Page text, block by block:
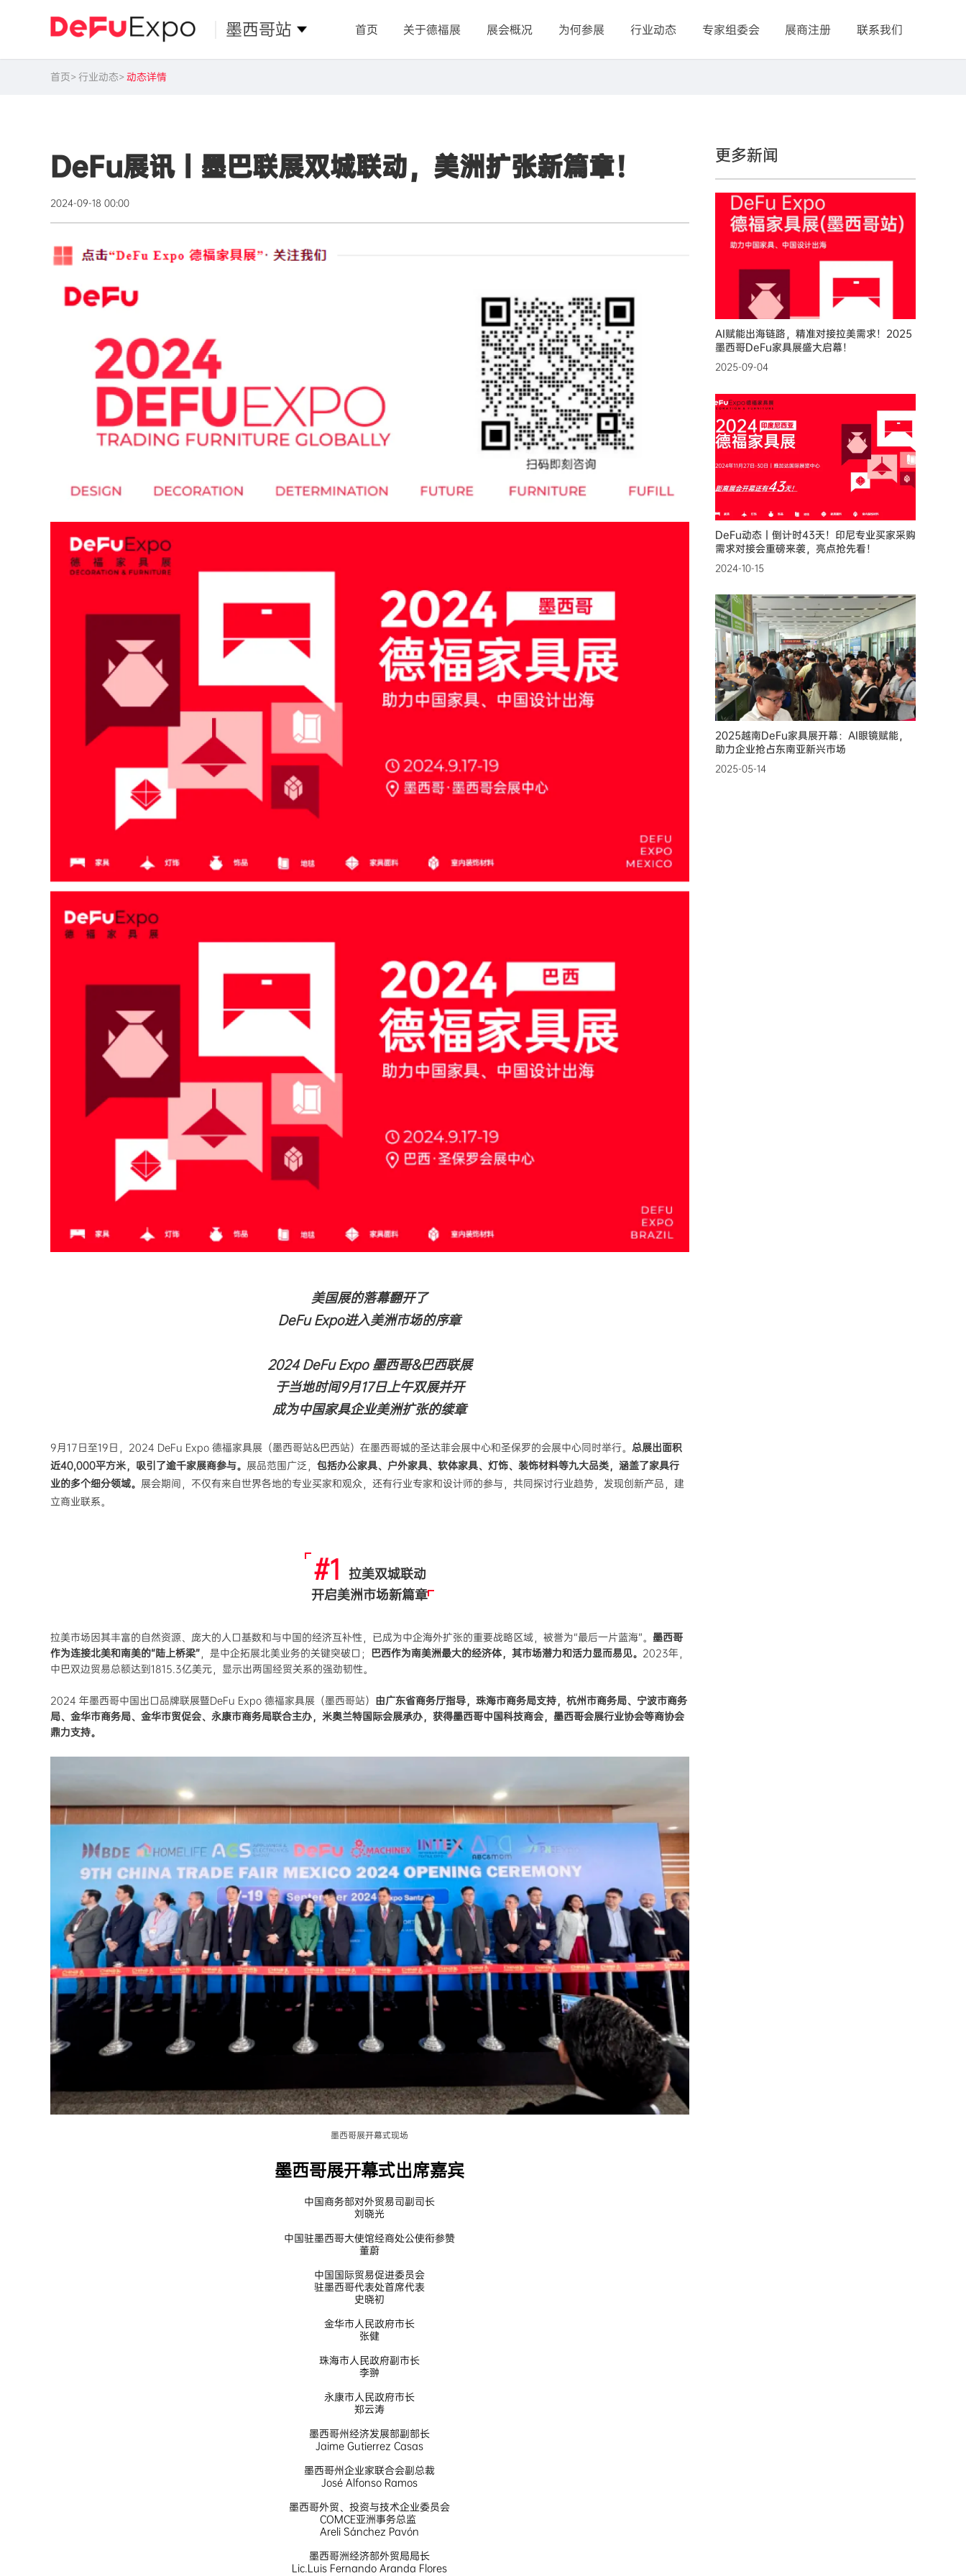
墨西哥站 首页 关于德福展 展会概况 为何参展 行业动态 专家组委会 展商注册 联系我们
首页 行业动态 动态详情
DeFu展讯丨墨巴联展双城联动，美洲扩张新篇章！
2024-09-18 00:00
美国展的落幕翻开了
DeFu Expo进入美洲市场的序章
2024 DeFu Expo 墨西哥&巴西联展
于当地时间9月17日上午双展并开
成为中国家具企业美洲扩张的续章
9月17日至19日，2024 DeFu Expo 德福家具展（墨西哥站&巴西站）在墨西哥城的圣达菲会展中心和圣保罗的会展中心同时举行。 总展出面积
近40,000平方米，吸引了逾千家展商参与。 展品范围广泛， 包括办公家具、户外家具、软体家具、灯饰、装饰材料等九大品类，涵盖了家具行
业的多个细分领域。 展会期间，不仅有来自世界各地的专业买家和观众，还有行业专家和设计师的参与，共同探讨行业趋势，发现创新产品，建
立商业联系。
#1 拉美双城联动
开启美洲市场新篇章
拉美市场因其丰富的自然资源、庞大的人口基数和与中国的经济互补性，已成为中企海外扩张的重要战略区域，被誉为“最后一片蓝海”。 墨西哥
作为连接北美和南美的“陆上桥梁”，是中企拓展北美业务的关键突破口； 巴西作为南美洲最大的经济体，其市场潜力和活力显而易见。 2023年，
中巴双边贸易总额达到1815.3亿美元，显示出两国经贸关系的强劲韧性。
2024 年墨西哥中国出口品牌联展暨DeFu Expo 德福家具展（墨西哥站） 由广东省商务厅指导，珠海市商务局支持，杭州市商务局、宁波市商务
局、金华市商务局、金华市贸促会、永康市商务局联合主办， 米奥兰特国际会展承办，获得墨西哥中国科技商会，墨西哥会展行业协会等商协会
鼎力支持。
墨西哥展开幕式现场
墨西哥展开幕式出席嘉宾
中国商务部对外贸易司副司长
刘晓光
中国驻墨西哥大使馆经商处公使衔参赞
董蔚
中国国际贸易促进委员会
驻墨西哥代表处首席代表
史晓初
金华市人民政府市长
张健
珠海市人民政府副市长
李翀
永康市人民政府市长
郑云涛
墨西哥州经济发展部副部长
Jaime Gutierrez Casas
墨西哥州企业家联合会副总裁
José Alfonso Ramos
墨西哥外贸、投资与技术企业委员会
COMCE亚洲事务总监
Areli Sánchez Pavón
墨西哥洲经济部外贸局局长
Lic.Luis Fernando Aranda Flores
更多新闻
AI赋能出海链路，精准对接拉美需求！2025
墨西哥DeFu家具展盛大启幕！
2025-09-04
DeFu动态丨倒计时43天！印尼专业买家采购
需求对接会重磅来袭，亮点抢先看！
2024-10-15
2025越南DeFu家具展开幕：AI眼镜赋能，
助力企业抢占东南亚新兴市场
2025-05-14